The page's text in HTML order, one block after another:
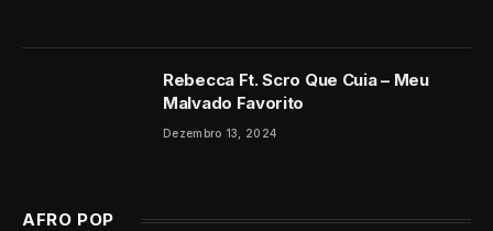
Rebecca Ft. Scro Que Cuia – Meu
Malvado Favorito
Dezembro 13, 2024
AFRO POP